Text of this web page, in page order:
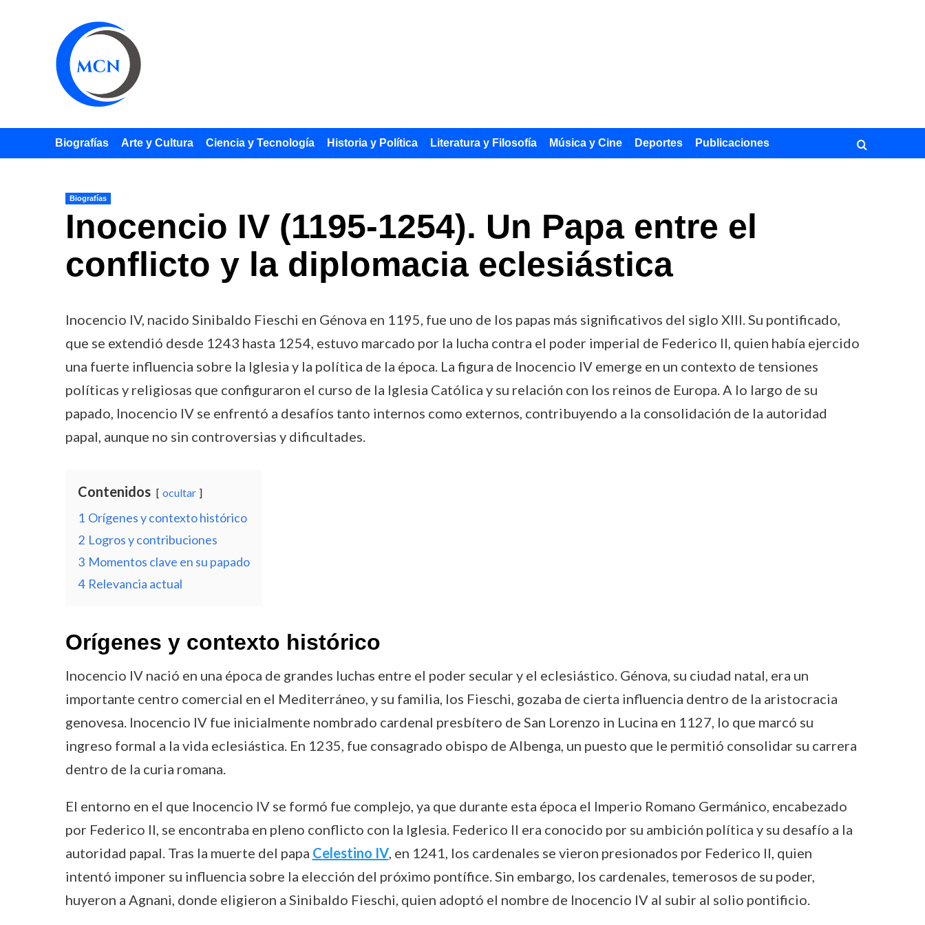
Biografías Arte y Cultura Ciencia y Tecnología Historia y Política Literatura y Filosofía Música y Cine Deportes Publicaciones
Biografías
Inocencio IV (1195-1254). Un Papa entre el
conflicto y la diplomacia eclesiástica
Inocencio IV, nacido Sinibaldo Fieschi en Génova en 1195, fue uno de los papas más significativos del siglo XIII. Su pontificado,
que se extendió desde 1243 hasta 1254, estuvo marcado por la lucha contra el poder imperial de Federico II, quien había ejercido
una fuerte influencia sobre la Iglesia y la política de la época. La figura de Inocencio IV emerge en un contexto de tensiones
políticas y religiosas que configuraron el curso de la Iglesia Católica y su relación con los reinos de Europa. A lo largo de su
papado, Inocencio IV se enfrentó a desafíos tanto internos como externos, contribuyendo a la consolidación de la autoridad
papal, aunque no sin controversias y dificultades.
Contenidos ocultar
1 Orígenes y contexto histórico
2 Logros y contribuciones
3 Momentos clave en su papado
4 Relevancia actual
Orígenes y contexto histórico
Inocencio IV nació en una época de grandes luchas entre el poder secular y el eclesiástico. Génova, su ciudad natal, era un
importante centro comercial en el Mediterráneo, y su familia, los Fieschi, gozaba de cierta influencia dentro de la aristocracia
genovesa. Inocencio IV fue inicialmente nombrado cardenal presbítero de San Lorenzo in Lucina en 1127, lo que marcó su
ingreso formal a la vida eclesiástica. En 1235, fue consagrado obispo de Albenga, un puesto que le permitió consolidar su carrera
dentro de la curia romana.
El entorno en el que Inocencio IV se formó fue complejo, ya que durante esta época el Imperio Romano Germánico, encabezado
por Federico II, se encontraba en pleno conflicto con la Iglesia. Federico II era conocido por su ambición política y su desafío a la
autoridad papal. Tras la muerte del papa Celestino IV, en 1241, los cardenales se vieron presionados por Federico II, quien
intentó imponer su influencia sobre la elección del próximo pontífice. Sin embargo, los cardenales, temerosos de su poder,
huyeron a Agnani, donde eligieron a Sinibaldo Fieschi, quien adoptó el nombre de Inocencio IV al subir al solio pontificio.